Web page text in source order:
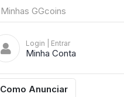
Minhas GGcoins
Login | Entrar
Minha Conta
Como Anunciar